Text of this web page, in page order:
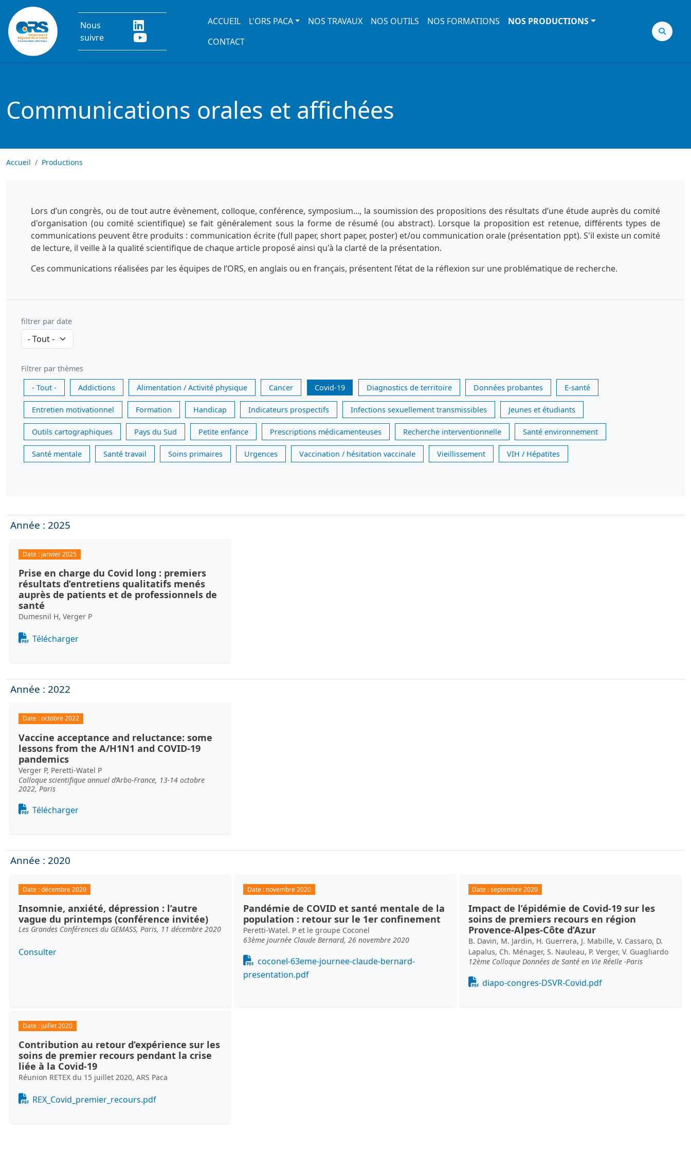
Aller au contenu principal
Nous
suivre
Main navigation
ACCUEIL L'ORS PACA NOS TRAVAUX NOS OUTILS NOS FORMATIONS
NOS PRODUCTIONS
CONTACT
Communications orales et affichées
Accueil Productions
Lors d’un congrès, ou de tout autre évènement, colloque, conférence, symposium..., la soumission des propositions des résultats d’une étude auprès du comité
d'organisation (ou comité scientifique) se fait généralement sous la forme de résumé (ou abstract). Lorsque la proposition est retenue, différents types de
communications peuvent être produits : communication écrite (full paper, short paper, poster) et/ou communication orale (présentation ppt). S'il existe un comité
de lecture, il veille à la qualité scientifique de chaque article proposé ainsi qu'à la clarté de la présentation.
Ces communications réalisées par les équipes de l’ORS, en anglais ou en français, présentent l’état de la réflexion sur une problématique de recherche.
filtrer par date
Filtrer par thèmes
- Tout -
Addictions Alimentation / Activité physique Cancer Covid-19 Diagnostics de territoire Données probantes E-santé
Entretien motivationnel Formation Handicap Indicateurs prospectifs Infections sexuellement transmissibles Jeunes et étudiants
Outils cartographiques Pays du Sud Petite enfance Prescriptions médicamenteuses Recherche interventionnelle Santé environnement
Santé mentale Santé travail Soins primaires Urgences Vaccination / hésitation vaccinale Vieillissement VIH / Hépatites
Année : 2025
Date : janvier 2025
Prise en charge du Covid long : premiers
résultats d’entretiens qualitatifs menés
auprès de patients et de professionnels de
santé
Dumesnil H, Verger P
Document
Télécharger
Année : 2022
Date :octobre 2022
Vaccine acceptance and reluctance: some
lessons from the A/H1N1 and COVID-19
pandemics
Verger P, Peretti-Watel P
Colloque scientifique annuel d’Arbo-France, 13-14 octobre
2022, Paris
Document
Télécharger
Année : 2020
Date :décembre 2020
Insomnie, anxiété, dépression : l’autre
vague du printemps (conférence invitée)
Les Grandes Conférences du GEMASS, Paris, 11 décembre 2020
Consulter
Date : novembre 2020
Pandémie de COVID et santé mentale de la
population : retour sur le 1er confinement
Peretti-Watel. P et le groupe Coconel
63ème journée Claude Bernard, 26 novembre 2020
Document
coconel-63eme-journee-claude-bernard-
presentation.pdf
Date :septembre 2020
Impact de l’épidémie de Covid-19 sur les
soins de premiers recours en région
Provence-Alpes-Côte d’Azur
B. Davin, M. Jardin, H. Guerrera, J. Mabille, V. Cassaro, D.
Lapalus, Ch. Ménager, S. Nauleau, P. Verger, V. Guagliardo
12ème Colloque Données de Santé en Vie Réelle -Paris
Document
diapo-congres-DSVR-Covid.pdf
Date : juillet 2020
Contribution au retour d’expérience sur les
soins de premier recours pendant la crise
liée à la Covid-19
Réunion RETEX du 15 juillet 2020, ARS Paca
Document
REX_Covid_premier_recours.pdf